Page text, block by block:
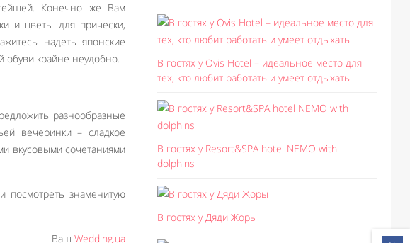
гейшей. Конечно же Вам
и цветы для прически,
надеть японские
обуви крайне неудобно.
разнообразные
вечеринки – сладкое
вкусовыми сочетаниями
посмотреть знаменитую
Ваш Wedding.ua
В гостях у Ovis Hotel – идеальное место для
тех, кто любит работать и умеет отдыхать
В гостях у Resort&SPA hotel NEMO with
dolphins
В гостях у Дяди Жоры